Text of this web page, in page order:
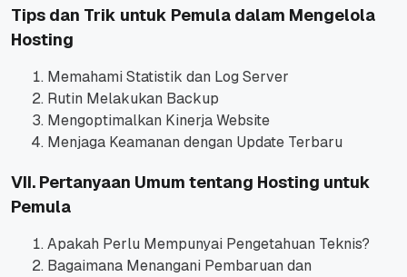
Tips dan Trik untuk Pemula dalam Mengelola
Hosting
Memahami Statistik dan Log Server
Rutin Melakukan Backup
Mengoptimalkan Kinerja Website
Menjaga Keamanan dengan Update Terbaru
VII. Pertanyaan Umum tentang Hosting untuk
Pemula
Apakah Perlu Mempunyai Pengetahuan Teknis?
Bagaimana Menangani Pembaruan dan